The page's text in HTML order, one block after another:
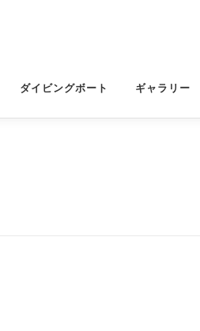
ダイビングボート ギャラリー